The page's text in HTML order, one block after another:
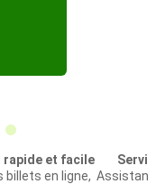
rapide et facile
billets en ligne,